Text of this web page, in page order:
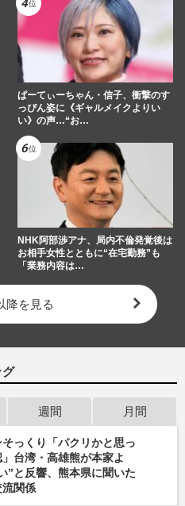
ぱーてぃーちゃん・信子、衝撃のす
っぴん姿に《ギャルメイクよりい
い》の声…“お…
NHK阿部渉アナ、局内不倫発覚後は
お相手女性とともに“在宅勤務”も
「業務内容は…
降を見る
グ
週間 月間
そっくり「パクリかと思っ
台湾・高雄熊が本家よ
”と反響、熊本県に聞いた
関係